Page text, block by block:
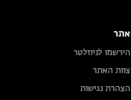
אתר
הירשמו לניוזלטר
צוות האתר
הצהרת נגישות